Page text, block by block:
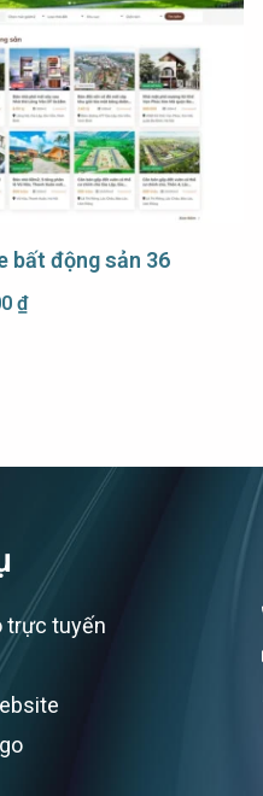
bất động sản 36
₫
trực tuyến